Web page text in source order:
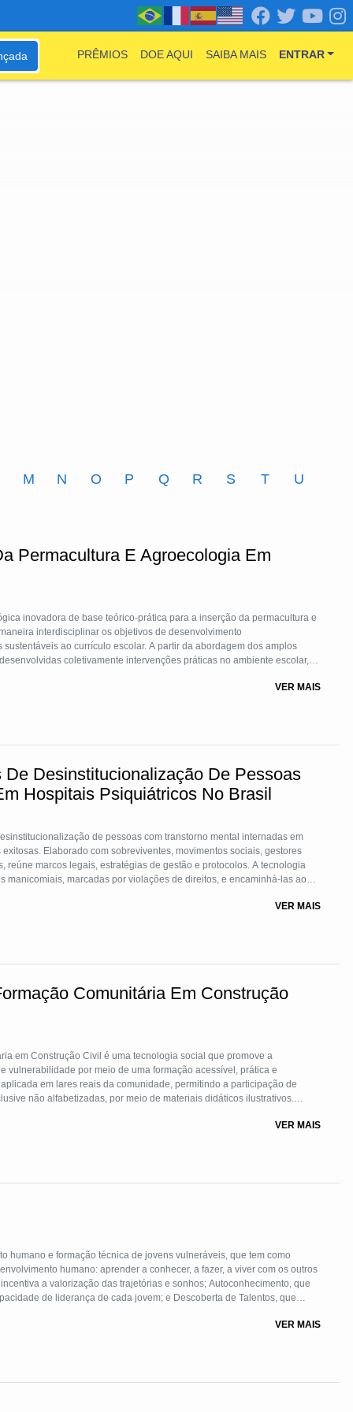
PRÊMIOS DOE AQUI SAIBA MAIS ENTRAR
M N O P Q R S T
U
Permacultura E Agroecologia Em
a inserção da permacultura e
interdisciplinar os objetivos de desenvolvimento
ao currículo escolar. A partir da abordagem dos amplos
coletivamente intervenções práticas no ambiente escolar,
dos estudantes para resolução dos mesmos.
VER MAIS
Desinstitucionalização De Pessoas
Hospitais Psiquiátricos No Brasil
de pessoas com transtorno mental internadas em
Elaborado com sobreviventes, movimentos sociais, gestores
reúne marcos legais, estratégias de gestão e protocolos. A tecnologia
manicomiais, marcadas por violações de direitos, e encaminhá-las ao
de Atenção Psicossocial (CAPS).
VER MAIS
Comunitária Em Construção
em Construção Civil é uma tecnologia social que promove a
vulnerabilidade por meio de uma formação acessível, prática e
em lares reais da comunidade, permitindo a participação de
não alfabetizadas, por meio de materiais didáticos ilustrativos.
e pode ser reaplicada por outras organizações e territórios.VER MAIS
humano e formação técnica de jovens vulneráveis, que tem como
humano: aprender a conhecer, a fazer, a viver com os outros
a valorização das trajetórias e sonhos; Autoconhecimento, que
de liderança de cada jovem; e Descoberta de Talentos, que
Local e Empregabilidade.
VER MAIS